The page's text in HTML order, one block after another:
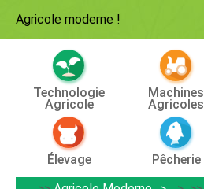
Agricole moderne !
Technologie
Agricole
Machines
Agricoles
Élevage Pêcherie